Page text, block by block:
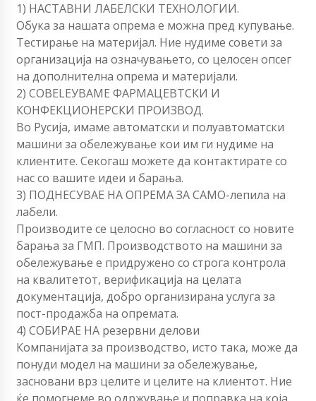
1) НАСТАВНИ ЛАБЕЛСКИ ТЕХНОЛОГИИ.
Обука за нашата опрема е можна пред купување.
Тестирање на материјал. Ние нудиме совети за
организација на означувањето, со целосен опсег
на дополнителна опрема и материјали.
2) СОВЕLEУВАМЕ ФАРМАЦЕВТСКИ И
КОНФЕКЦИОНЕРСКИ ПРОИЗВОД.
Во Русија, имаме автоматски и полуавтоматски
машини за обележување кои им ги нудиме на
клиентите. Секогаш можете да контактирате со
нас со вашите идеи и барања.
3) ПОДНЕСУВАЕ НА ОПРЕМА ЗА САМО-лепила на
лабели.
Производите се целосно во согласност со новите
барања за ГМП. Производството на машини за
обележување е придружено со строга контрола
на квалитетот, верификација на целата
документација, добро организирана услуга за
пост-продажба на опремата.
4) СОБИРАЕ НА резервни делови
Компанијата за производство, исто така, може да
понуди модел на машини за обележување,
засновани врз целите и целите на клиентот. Ние